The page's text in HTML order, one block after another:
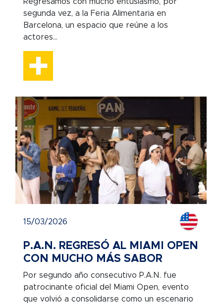
segunda vez, a la Feria Alimentaria en
Barcelona, un espacio que reúne a los
actores...
15/03/2026
P.A.N. REGRESÓ AL MIAMI OPEN
CON MUCHO MÁS SABOR
Por segundo año consecutivo P.A.N. fue
patrocinante oficial del Miami Open, evento
que volvió a consolidarse como un escenario